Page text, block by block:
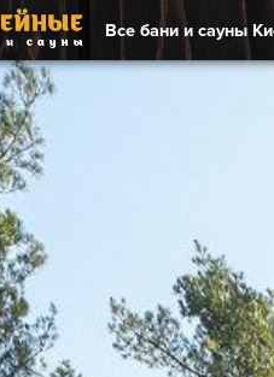
Все бани и сауны